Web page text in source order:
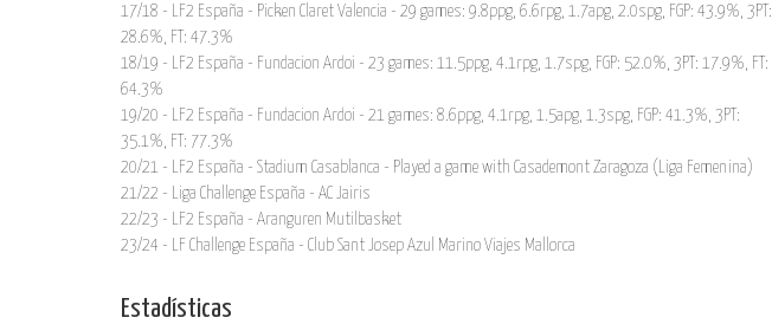
17/18 - LF2 España - Picken Claret Valencia - 29 games: 9.8ppg, 6.6rpg, 1.7apg, 2.0spg, FGP: 43.9%, 3PT:
28.6%, FT: 47.3%
18/19 - LF2 España - Fundacion Ardoi - 23 games: 11.5ppg, 4.1rpg, 1.7spg, FGP: 52.0%, 3PT: 17.9%, FT:
64.3%
19/20 - LF2 España - Fundacion Ardoi - 21 games: 8.6ppg, 4.1rpg, 1.5apg, 1.3spg, FGP: 41.3%, 3PT:
35.1%, FT: 77.3%
20/21 - LF2 España - Stadium Casablanca - Played a game with Casademont Zaragoza (Liga Femenina)
21/22 - Liga Challenge España - AC Jairis
22/23 - LF2 España - Aranguren Mutilbasket
23/24 - LF Challenge España - Club Sant Josep Azul Marino Viajes Mallorca
Estadísticas